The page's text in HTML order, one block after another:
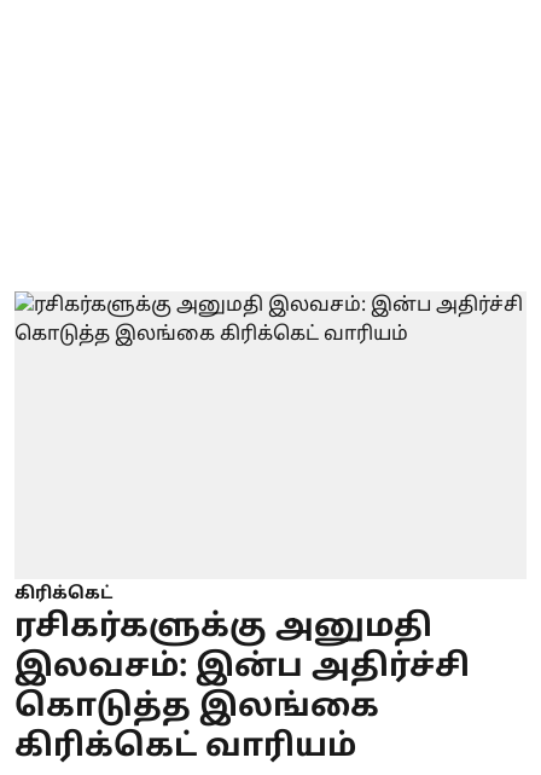
கிரிக்கெட்
ரசிகர்களுக்கு அனுமதி
இலவசம்: இன்ப அதிர்ச்சி
கொடுத்த இலங்கை
கிரிக்கெட் வாரியம்